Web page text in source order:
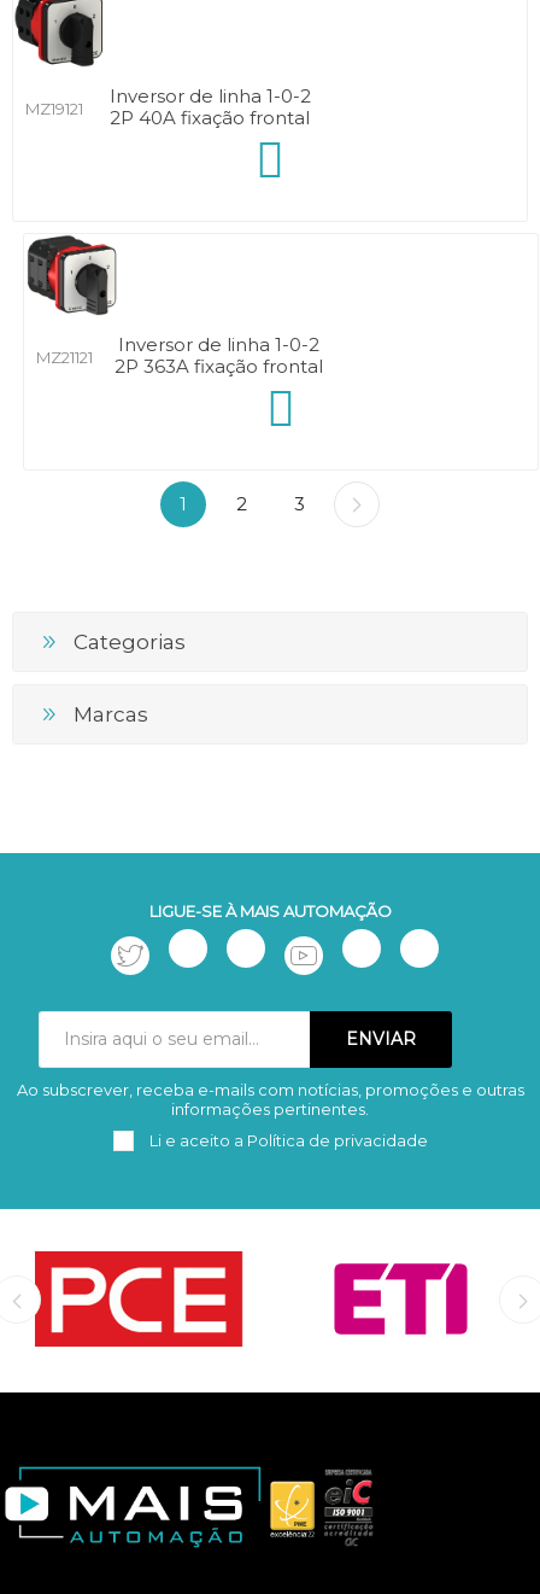
MZ19121
Inversor de linha 1-0-2
2P 40A fixação frontal
MZ21121
Inversor de linha 1-0-2
2P 363A fixação frontal
1 2 3
Categorias
Marcas
LIGUE-SE À MAIS AUTOMAÇÃO
Subscrever Remover
Ao subscrever, receba e-mails com notícias, promoções e outras
informações pertinentes.
Li e aceito a Política de privacidade